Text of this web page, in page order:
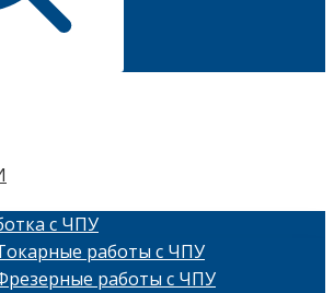
с ЧПУ
работы с ЧПУ
работы с ЧПУ